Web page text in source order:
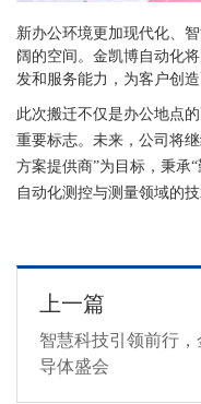
新办公环境更加现代化、
阔的空间。金凯博自动化
发和服务能力，为客户创造
此次搬迁不仅是办公地点
重要标志。未来，公司将
方案提供商”为目标，秉承
自动化测控与测量领域的
上一篇
智慧科技引领前行
导体盛会